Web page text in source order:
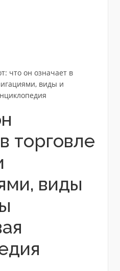
что он означает в
виды и
торговле
виды